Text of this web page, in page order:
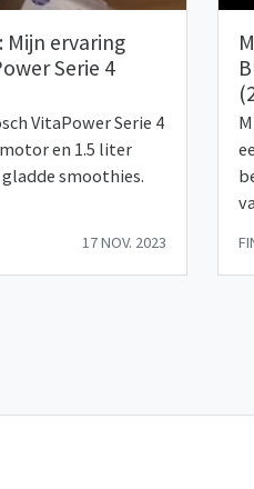
Mijn ervaring
Serie 4
VitaPower Serie 4
en 1.5 liter
smoothies.
17 NOV. 2023